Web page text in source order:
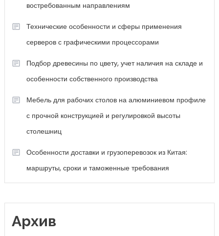
востребованным направлениям
Технические особенности и сферы применения
серверов с графическими процессорами
Подбор древесины по цвету, учет наличия на складе и
особенности собственного производства
Мебель для рабочих столов на алюминиевом профиле
с прочной конструкцией и регулировкой высоты
столешниц
Особенности доставки и грузоперевозок из Китая:
маршруты, сроки и таможенные требования
Архив